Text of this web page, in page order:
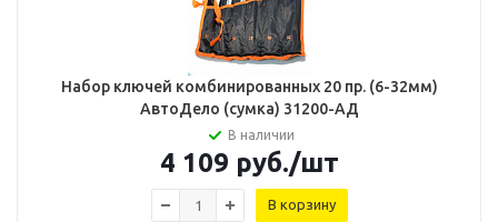
Набор ключей комбинированных 20 пр. (6-32мм)
АвтоДело (сумка) 31200-AД
В наличии
4 109 руб./шт
В корзину